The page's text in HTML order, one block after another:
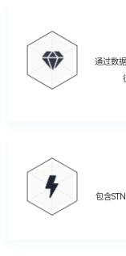
通过数
包含